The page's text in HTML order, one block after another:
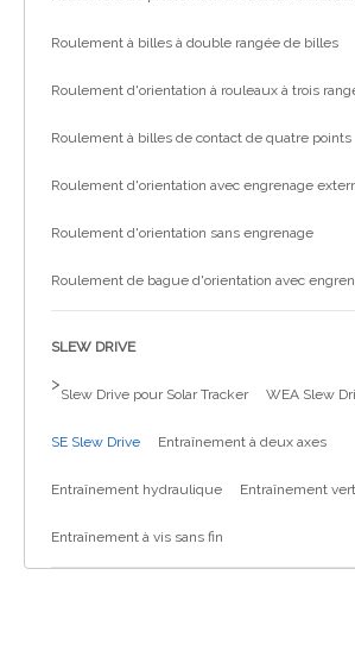
Roulement à billes à double rangée de billes
Roulement d'orientation à rouleaux à trois
Roulement à billes de contact de quatre points
Roulement d'orientation avec engrenage
Roulement d'orientation sans engrenage
Roulement de bague d'orientation avec
SLEW DRIVE
>
Slew Drive pour Solar Tracker WEA Slew
SE Slew Drive Entraînement à deux axes
Entraînement hydraulique Entraînement
Entraînement à vis sans fin